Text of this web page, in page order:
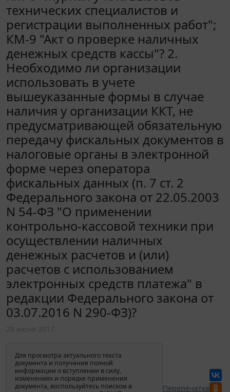
технических специалистов и
регистрации выполненных работ";
КМ-9 "Акт о проверке наличных
денежных средств кассы"? 2.
Необходимо ли организации
использовать в учете
вышеуказанные формы в случае
наличия у организации ККТ, не
предусматривающей обязательную
передачу фискальных документов в
налоговые органы в электронной
форме через оператора
фискальных данных (п. 7 ст. 2
Федерального закона от 22.05.2003
N 54-ФЗ "О применении
контрольно-кассовой техники при
осуществлении наличных
денежных расчетов и (или)
расчетов с использованием
электронных средств платежа" в
редакции Федерального закона от
03.07.2016 N 290-ФЗ)?
Для просмотра актуального текста
документа и получения полной
информации о вступлении в силу,
изменениях и порядке применения
документа, воспользуйтесь поиском в
Перепечатка